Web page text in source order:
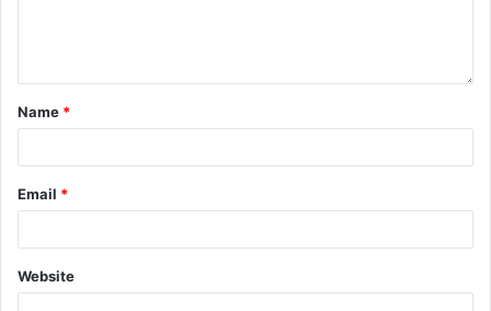
Name *
Email *
Website